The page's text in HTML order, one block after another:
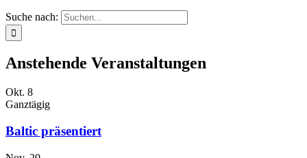
Suche nach:
Anstehende Veranstaltungen
Okt. 8
Ganztägig
Baltic präsentiert